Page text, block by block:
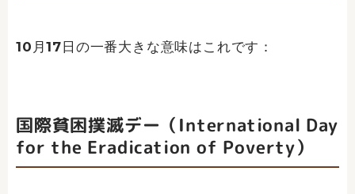
10月17日の一番大きな意味はこれです：
国際貧困撲滅デー（International Day
for the Eradication of Poverty）